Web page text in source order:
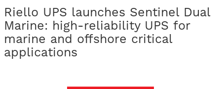
Riello UPS launches Sentinel Dual
Marine: high-reliability UPS for
marine and offshore critical
applications